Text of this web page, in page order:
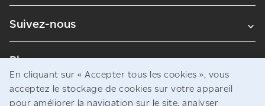
Suivez-nous
Blogues
Avis juridiques
En cliquant sur « Accepter tous les cookies », vous
acceptez le stockage de cookies sur votre appareil
pour améliorer la navigation sur le site, analyser